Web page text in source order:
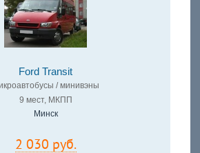
Ford Transit
/ минивэны
9 мест, МКПП
Минск
2 030 руб.